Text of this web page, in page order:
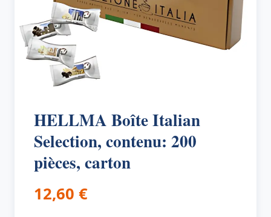
HELLMA Boîte Italian
Selection, contenu: 200
pièces, carton
12,60 €